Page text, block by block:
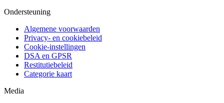
Ondersteuning
Algemene voorwaarden
Privacy- en cookiebeleid
Cookie-instellingen
DSA en GPSR
Restitutiebeleid
Categorie kaart
Media